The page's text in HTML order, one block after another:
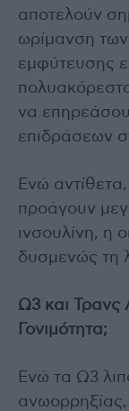
αποτελούν
ωρίμανση
εμφύτευσης
να
επιδράσεων
Ενώ
προάγουν
ινσουλίνη, η
δυσμενώς τη
Ω3 και Τρανς
Γονιμότητα;
Ενώ τα Ω3